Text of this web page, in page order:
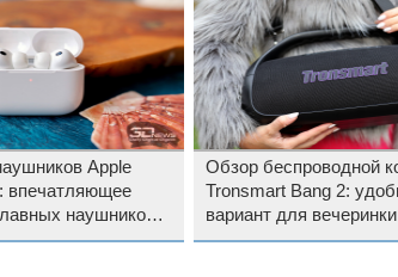
Apple
впечатляющее
наушников
Обзор беспроводной
Tronsmart Bang 2:
вариант для
природе